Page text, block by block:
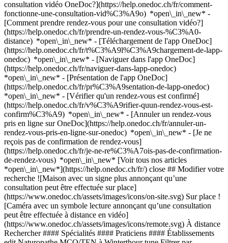
consultation vidéo OneDoc?](https://help.onedoc.ch/fr/comment-
fonctionne-une-consultation-vid%C3%A9o) *open\_in\_new* -
[Comment prendre rendez-vous pour une consultation vidéo?]
(https://help.onedoc.ch/fr/prendre-un-rendez-vous-%C3%A0-
distance) *open\_in\_new* - [Téléchargement de l'app OneDoc]
(https://help.onedoc.ch/fr/t%C3%A9l%C3%A9chargement-de-lapp-
onedoc) *open\_in\_new* - [Naviguer dans l'app OneDoc]
(https://help.onedoc.ch/fr/naviguer-dans-lapp-onedoc)
*open\_in\_new* - [Présentation de l'app OneDoc]
(https://help.onedoc.ch/fr/pr%C3%A9sentation-de-lapp-onedoc)
*open\_in\_new* - [Vérifier qu'un rendez-vous est confirmé](https://help.onedoc.ch/fr/v%C3%A9rifier-quun-rendez-vous-est-confirm%C3%A9) *open\_in\_new* - [Annuler un rendez-vous pris en ligne sur OneDoc](https://help.onedoc.ch/fr/annuler-un-rendez-vous-pris-en-ligne-sur-onedoc) *open\_in\_new* - [Je ne reçois pas de confirmation de rendez-vous](https://help.onedoc.ch/fr/je-ne-re%C3%A7ois-pas-de-confirmation-de-rendez-vous) *open\_in\_new* [Voir tous nos articles *open\_in\_new*](https://help.onedoc.ch/fr/) close ## Modifier votre recherche ![Maison avec un signe plus annonçant qu’une consultation peut être effectuée sur place](https://www.onedoc.ch/assets/images/icons/on-site.svg) Sur place ![Caméra avec un symbole lecture annonçant qu’une consultation peut être effectuée à distance en vidéo](https://www.onedoc.ch/assets/images/icons/remote.svg) À distance Rechercher #### Spécialités #### Praticiens #### Établissements edit Naturopathe MCO/TEN à Winterthour tune Filtrer par Nouveaux patients*keyboard\_arrow\_down* - Acceptés*check\_circle* Langue parlée*keyboard\_arrow\_down* - Allemand*check\_circle* - Anglais*check\_circle* - Espagnol*check\_circle* - Français*check\_circle* - Italien*check\_circle* - Polonais*check\_circle* - Portugais*check\_circle* - Romanche*check\_circle* - Tchèque*check\_circle* Sexe*keyboard\_arrow\_down* - Femme*check\_circle* - Homme*check\_circle* Réseau*keyboard\_arrow\_down* - ASCA*check\_circle* - RME*check\_circle* - NVS*check\_circle* Disponibilité*keyboard\_arrow\_down* - Disponible aujourdhui*check\_circle* - Dans les 3 prochains jours*check\_circle* - Dans les 7 prochains jours*check\_circle* - Dans les 14 prochains jours*check\_circle* # Naturopathe MCO/TEN à Winterthour: prenez rendez-vous en ligne aujourd'hui ## 1 résultat à Winterthour [![Mme Nina Eugster, masseuse classique à Winterthour](https://assets.onedoc.ch/images/users/21b5742ae0fc2cf7137b9bc5fe85e2d7110abb647c9d19f3b5bb695e8daeb556-small.jpg "Mme Nina Eugster, masseuse classique à Winterthour")](https://www.onedoc.ch/fr/masseuse-classique/winterthour/pck6w/nina-eugster) ### [Mme Nina Eugster](https://www.onedoc.ch/fr/masseuse-classique/winterthour/pck6w/nina-eugster) ![Badge indiquant un profil vérifié](https://www.onedoc.ch/assets/images/icons/checkmark.svg) [Masseuse classique](https://www.onedoc.ch/fr/masseur-classique/winterthour), Naturopathe MCO/TEN [Origin Massage Winterthur](https://www.onedoc.ch/fr/cabinet-paramedical/winterthour/e185/origin-massage-winterthur) Paulstrasse 5 8400 Winterthour ![Mme Nina Eugster est affiliée au réseau RME](https://assets.onedoc.ch/images/networks/logos/a202aabd14cdddb5ff03205af2481fb805645ff903773c55a6c572d22f23762e-small.png) ![Icône patient avec un signe plus annonçant que le professionnel accepte de nouveaux patients](https://www.onedoc.ch/assets/images/icons/new-patients.svg)Accepte les nouveaux patients [Réserver un RDV](https://www.onedoc.ch/fr/masseuse-classique/winterthour/pck6w/nina-eugster) *chevron\_left* lun. 03 août *chevron\_right* Voir plus de rendez-vous *error\_outline* Une erreur s'est produite lors du chargement des disponibilités [Réessayer](https://www.onedoc.ch) ## __Naturopathes MCO/TEN__: d'autres spécialistes sont réservables en ligne dans les environs de __Winterthour__ [![Mme Elisabeth Fröhlich, masseuse classique à Dübendorf](https://assets.onedoc.ch/images/users/c7e5299d501ea85484cd0e24d49c63fc5ff66a6ced23a0e4661cb622d2bc7822-small.jpg "Mme Elisabeth Fröhlich, masseuse classique à Dübendorf")](https://www.onedoc.ch/fr/masseuse-classique/dubendorf/pcn89/elisabeth-frohlich) ### [Mme Elisabeth Fröhlich](https://www.onedoc.ch/fr/masseuse-classique/dubendorf/pcn89/elisabeth-frohlich) ![Badge indiquant un profil vérifié](https://www.onedoc.ch/assets/images/icons/checkmark.svg) [Masseuse classique](https://www.onedoc.ch/fr/masseur-classique/dubendorf), [Naturopathe MCO/TEN](https://www.onedoc.ch/fr/naturopathe-mco-ten/dubendorf) [Origin Massage Dübendorf](https://www.onedoc.ch/fr/cabinet-paramedical/dubendorf/e8tw/origin-massage-dubendorf) Sunnhaldenstrasse 6C 8600 Dübendorf ![Mme Elisabeth Fröhlich est affiliée au réseau ASCA](https://assets.onedoc.ch/images/networks/logos/496d325fd4282f2f0a46197dd629fd16fcd2d324839e441a2a65aaa74df08a15-small.png)![Mme Elisabeth Fröhlich est affiliée au réseau RME](https://assets.onedoc.ch/images/networks/logos/a202aabd14cdddb5ff03205af2481fb805645ff903773c55a6c572d22f23762e-small.png) ![Icône patient avec un signe plus annonçant que le professionnel accepte de nouveaux patients](https://www.onedoc.ch/assets/images/icons/new-patients.svg)Accepte les nouveaux patients [Réserver un RDV](https://www.onedoc.ch/fr/masseuse-classique/dubendorf/pcn89/elisabeth-frohlich) *chevron\_left* lun. 03 août *chevron\_right* Voir plus de rendez-vous *error\_outline* Une erreur s'est produite lors du chargement des disponibilités [Réessayer](https://www.onedoc.ch) [![Dr. Ingrid Riedel, médecin généraliste à Zurich](https://assets.onedoc.ch/images/users/83343754676b97211b409b7c9be2e023210fb74a87717e4a7f879eefadbbdd7c-small.png "Dr. Ingrid Riedel, médecin généraliste à Zurich")](https://www.onedoc.ch/fr/medecin-generaliste/zurich/pcwzc/dr-ingrid-riedel) ### [Dr. Ingrid Riedel](https://www.onedoc.ch/fr/medecin-generaliste/zurich/pcwzc/dr-ingrid-riedel) ![Badge indiquant un profil vérifié](https://www.onedoc.ch/assets/images/icons/checkmark.svg) [Médecin généraliste](https://www.onedoc.ch/fr/medecin-generaliste/zurich), [Naturopathe MCO/TEN](https://www.onedoc.ch/fr/naturopathe-mco-ten/zurich) [Sunclinic](https://www.onedoc.ch/fr/cabinet-medical/zurich/ebcvr/sunclinic) Sonnhaldenstrasse 17 8032 Zurich ![Icône patient avec un signe plus annonçant que le professionnel accepte de nouveaux patients](https://www.onedoc.ch/assets/images/icons/new-patients.svg)Accepte les nouveaux patients [Réserver un RDV](https://www.onedoc.ch/fr/medecin-generaliste/zurich/pcwzc/dr-ingrid-riedel) Expertises:[Médecine morphologique et anti-âge](https://www.onedoc.ch/fr/medecine-morphologique-et-anti-age/zurich), [Thérapie intraveineuse | IV drip](https://www.onedoc.ch/fr/therapie-intraveineuse-iv-drip/zurich), [Check-up | bilan de santé](https://www.onedoc.ch/fr/check-up-bilan-de-sante/zurich), [Allergie | AllergoTest | Bilan allergologique](https://www.onedoc.ch/fr/allergie-allergotest-bilan-allergologique/zurich), [Covid long](https://www.onedoc.ch/fr/covid-long/zurich), [Bilan hormonal](https://www.onedoc.ch/fr/bilan-hormonal/zurich), [Burn out](https://www.onedoc.ch/fr/burn-out/zurich), [Préparation magistrale en homéopathie](https://www.onedoc.ch/fr/preparation-magistrale-en-homeopathie/zurich), [Injection de toxine botulique](https://www.onedoc.ch/fr/injection-de-toxine-botulique/zurich), [Injection d'acide hyaluronique](https://www.onedoc.ch/fr/injection-d-acide-hyaluronique/zurich), [Urgence en médecine générale](https://www.onedoc.ch/fr/urgence-en-medecine-generale/zurich)Voir plus *chevron\_left* lun. 03 août *chevron\_right* Voir plus de rendez-vous *error\_outline* Une erreur s'est produite lors du chargement des disponibilités [Réessayer](https://www.onedoc.ch) Expertises:[Médecine morphologique et anti-âge](https://www.onedoc.ch/fr/medecine-morphologique-et-anti-age/zurich), [Thérapie intraveineuse | IV drip](https://www.onedoc.ch/fr/therapie-intraveineuse-iv-drip/zurich), [Check-up | bilan de santé](https://www.onedoc.ch/fr/check-up-bilan-de-sante/zurich), [Allergie | AllergoTest | Bilan allergologique](https://www.onedoc.ch/fr/allergie-allergotest-bilan-allergologique/zurich), [Covid long](https://www.onedoc.ch/fr/covid-long/zurich), [Bilan hormonal](https://www.onedoc.ch/fr/bilan-hormonal/zurich), [Burn out](https://www.onedoc.ch/fr/burn-out/zurich), [Préparation magistrale en homéopathie](https://www.onedoc.ch/fr/preparation-magistrale-en-homeopathie/zurich), [Injection de toxine botulique](https://www.onedoc.ch/fr/injection-de-toxine-botulique/zurich), [Injection d'acide hyaluronique](https://www.onedoc.ch/fr/injection-d-acide-hyaluronique/zurich), [Urgence en médecine générale](https://www.onedoc.ch/fr/urgence-en-medecine-generale/zurich)Voir plus [![M. Janosch Landeira, masseur classique à Zurich](https://assets.onedoc.ch/images/users/dc4fdfb05f9ff9b15a3a02beefc2287d8ec2c0219de93c1a43d126475c2827ff-small.jpg "M. Janosch Landeira, masseur classique à Zurich")](https://www.onedoc.ch/fr/masseur-classique/zurich/pcuv1/janosch-landeira) ### [M. Janosch Landeira](https://www.onedoc.ch/fr/masseur-classique/zurich/pcuv1/janosch-landeira) ![Badge indiquant un profil vérifié](https://www.onedoc.ch/assets/images/icons/checkmark.svg) [Masseur classique](https://www.onedoc.ch/fr/masseur-classique/zurich), [Naturopathe MCO/TEN](https://www.onedoc.ch/fr/naturopathe-mco-ten/zurich) [Origin Massage Bahnhof Oerlikon](https://www.onedoc.ch/fr/cabinet-paramedical/zurich/ebbv6/origin-massage-bahnhof-oerlikon) Schaffhauserstrasse 367 8050 Zurich ![M. Janosch Landeira est affilié au réseau RME](https://assets.onedoc.ch/images/networks/logos/a202aabd14cdddb5ff03205af2481fb805645ff903773c55a6c572d22f23762e-small.png) ![Icône patient avec un signe plus annonçant que le professionnel accepte de nouveaux patients](https://www.onedoc.ch/assets/images/icons/new-patients.svg)Accepte les nouveaux patients [Réserver un RDV](https://www.onedoc.ch/fr/masseur-classique/zurich/pcuv1/janosch-landeira) [![Mme Luana Matz, masseuse classique à Zurich](https://assets.onedoc.ch/images/users/8afc463937198a03f9d39b43fdf1dd4d5269fd6ccca08a4bd7457ecaef4e9bb7-small.jpg "Mme Luana Matz, masseuse classique à Zurich")](https://www.onedoc.ch/fr/masseuse-classique/zurich/pcwcr/luana-matz) ### [Mme Luana Matz](https://www.onedoc.ch/fr/masseuse-classique/zurich/pcwcr/luana-matz) ![Badge indiquant un profil vérifié](https://www.onedoc.ch/assets/images/icons/checkmark.svg) [Masseuse classique](https://www.o